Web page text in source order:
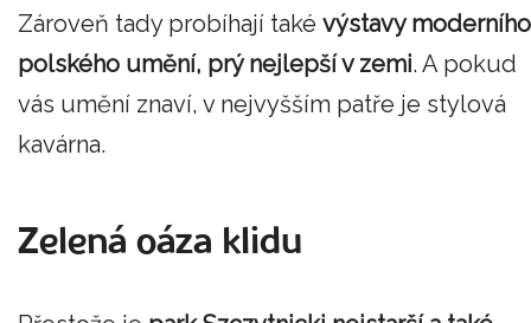
Zároveň tady probíhají také výstavy moderního
polského umění, prý nejlepší v zemi. A pokud
vás umění znaví, v nejvyšším patře je stylová
kavárna.
Zelená oáza klidu